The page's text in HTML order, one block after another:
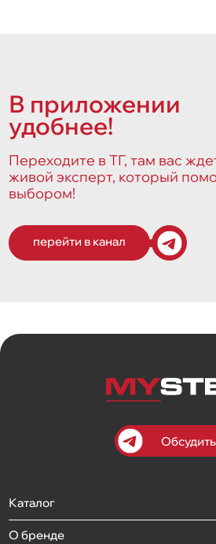
В приложении
удобнее!
Переходите в ТГ, там вас
живой эксперт, который
выбором!
перейти в канал
Обсудить
Каталог
О бренде